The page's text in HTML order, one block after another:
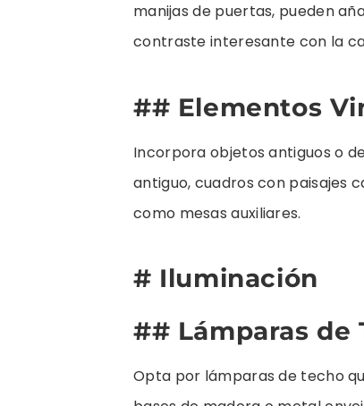
manijas de puertas, pueden
contraste interesante con la
## Elementos
Incorpora objetos antiguos o
antiguo, cuadros con paisajes
como mesas auxiliares.
# Iluminación
## Lámparas de
Opta por lámparas de techo